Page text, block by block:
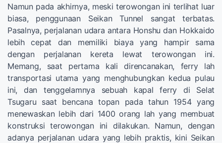
Namun pada akhirnya, meski terowongan ini terlihat luar
biasa, penggunaan Seikan Tunnel sangat terbatas.
Pasalnya, perjalanan udara antara Honshu dan Hokkaido
lebih cepat dan memiliki biaya yang hampir sama
dengan perjalanan kereta lewat terowongan ini.
Memang, saat pertama kali direncanakan, ferry lah
transportasi utama yang menghubungkan kedua pulau
ini, dan tenggelamnya sebuah kapal ferry di Selat
Tsugaru saat bencana topan pada tahun 1954 yang
menewaskan lebih dari 1400 orang lah yang membuat
konstruksi terowongan ini dilakukan. Namun, dengan
adanya perjalanan udara yang lebih praktis, kini Seikan